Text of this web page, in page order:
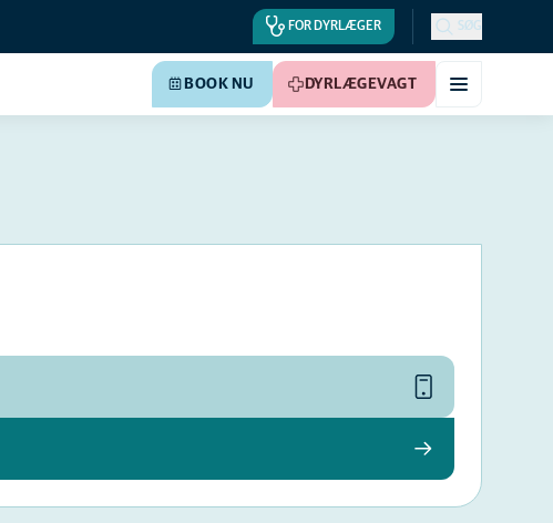
FOR DYRLÆGER SØG
BOOK NU DYRLÆGEVAGT